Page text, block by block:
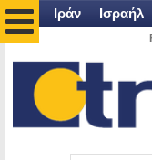
Ιράν Ισραήλ